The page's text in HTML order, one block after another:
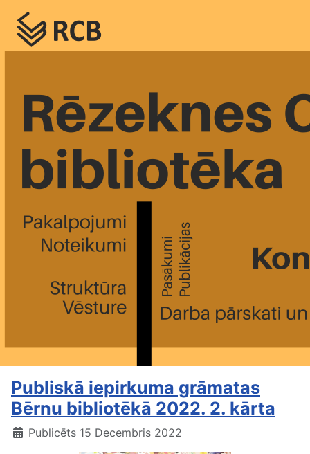
Publiskā iepirkuma grāmatas
Bērnu bibliotēkā 2022. 2. kārta
Publicēts 15 Decembris 2022